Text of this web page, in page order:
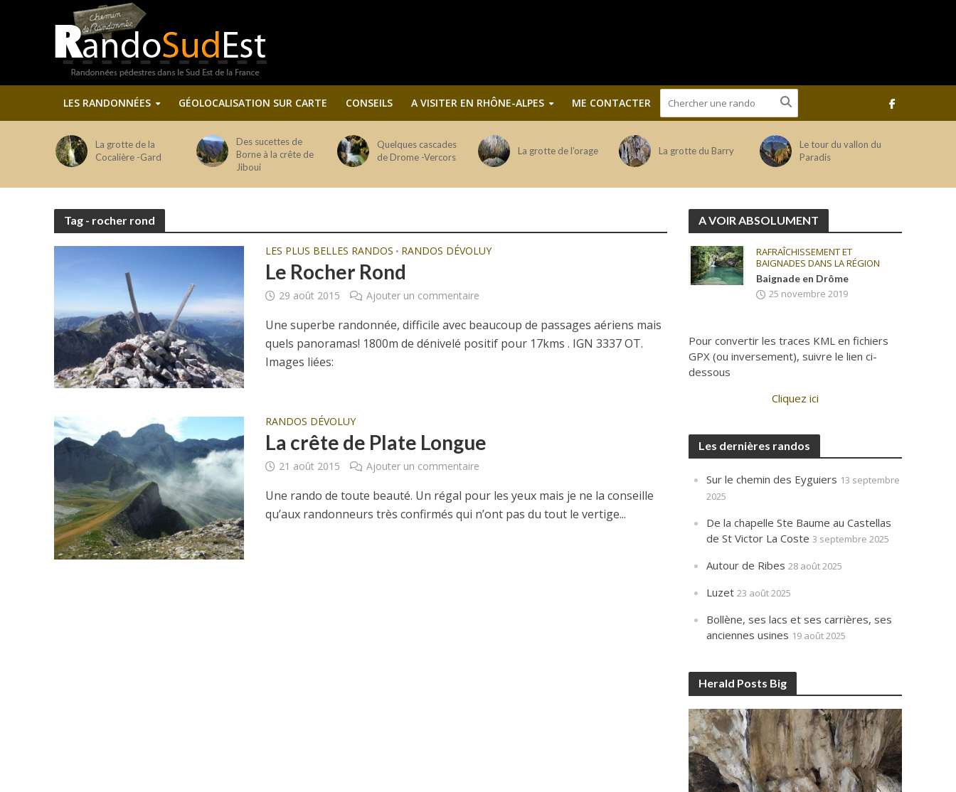
LES RANDONNÉES GÉOLOCALISATION SUR CARTE CONSEILS A VISITER EN RHÔNE-ALPES ME CONTACTER
La grotte de la
Cocalière -Gard
Des sucettes de
Borne à la crête de
Jiboui
Quelques cascades
de Drome -Vercors
La grotte de l’orage La grotte du Barry
Le tour du vallon du
Paradis
Tag - rocher rond
LES PLUS BELLES RANDOS • RANDOS DÉVOLUY
Le Rocher Rond
29 août 2015 Ajouter un commentaire
Une superbe randonnée, difficile avec beaucoup de passages aériens mais
quels panoramas! 1800m de dénivelé positif pour 17kms . IGN 3337 OT.
Images liées:
RANDOS DÉVOLUY
La crête de Plate Longue
21 août 2015 Ajouter un commentaire
Une rando de toute beauté. Un régal pour les yeux mais je ne la conseille
qu’aux randonneurs très confirmés qui n’ont pas du tout le vertige...
A VOIR ABSOLUMENT
RAFRAÎCHISSEMENT ET
BAIGNADES DANS LA RÉGION
Baignade en Drôme
25 novembre 2019
Pour convertir les traces KML en fichiers
GPX (ou inversement), suivre le lien ci-
dessous
Cliquez ici
Les dernières randos
Sur le chemin des Eyguiers 13 septembre
2025
De la chapelle Ste Baume au Castellas
de St Victor La Coste 3 septembre 2025
Autour de Ribes 28 août 2025
Luzet 23 août 2025
Bollène, ses lacs et ses carrières, ses
anciennes usines 19 août 2025
Herald Posts Big